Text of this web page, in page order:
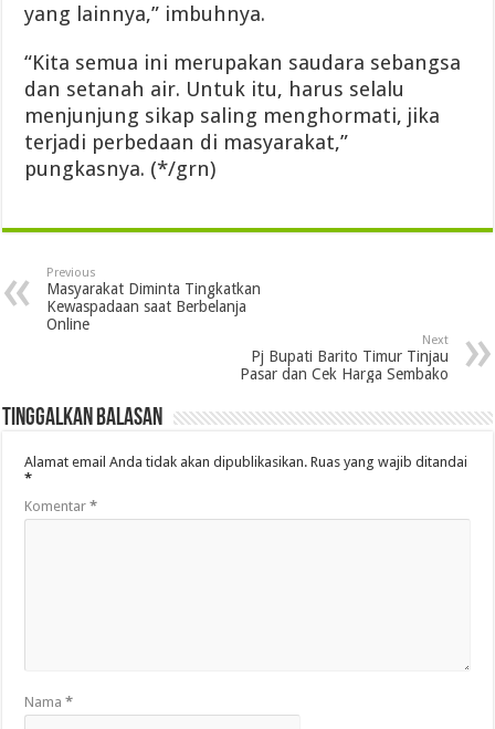
yang lainnya,” imbuhnya.
“Kita semua ini merupakan saudara sebangsa
dan setanah air. Untuk itu, harus selalu
menjunjung sikap saling menghormati, jika
terjadi perbedaan di masyarakat,”
pungkasnya. (*/grn)
Previous
Masyarakat Diminta Tingkatkan
Kewaspadaan saat Berbelanja
Online
Next
Pj Bupati Barito Timur Tinjau
Pasar dan Cek Harga Sembako
Tinggalkan Balasan
Alamat email Anda tidak akan dipublikasikan. Ruas yang wajib ditandai
*
Komentar*
Nama*